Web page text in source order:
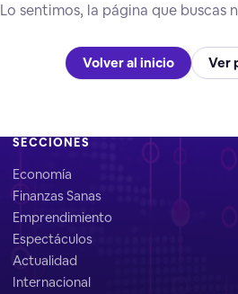
Lo sentimos, la página que buscas
Volver al inicio Ver
SECCIONES
Economía
Finanzas Sanas
Emprendimiento
Espectáculos
Actualidad
Internacional